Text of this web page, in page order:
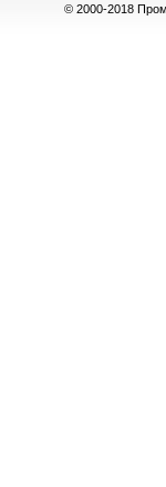
© 2000-2018